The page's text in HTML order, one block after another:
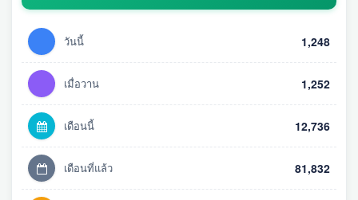
วันนี้ 1,248
เมื่อวาน 1,252
เดือนนี้ 12,736
เดือนที่แล้ว 81,832